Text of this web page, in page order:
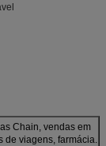
Chain, vendas em
de viagens, farmácia.